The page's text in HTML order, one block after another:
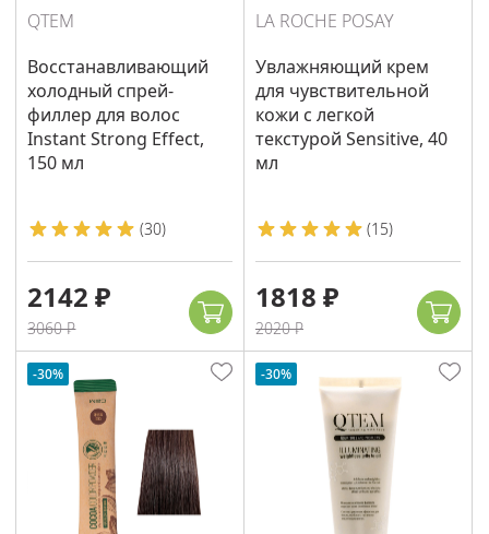
QTEM
Восстанавливающий
холодный спрей-
филлер для волос
Instant Strong Effect,
150 мл
(30)
2142 ₽
3060 ₽
LA ROCHE POSAY
Увлажняющий крем
для чувствительной
кожи с легкой
текстурой Sensitive, 40
мл
(15)
1818 ₽
2020 ₽
-30% -30%